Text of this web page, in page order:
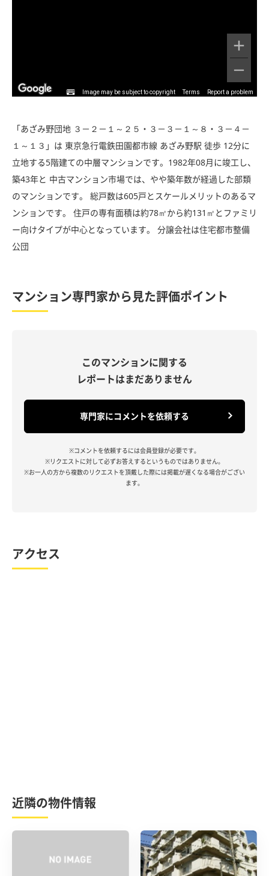
Image may be subject to copyright Terms Report a problem
「あざみ野団地 ３－２－１～２５・３－３－１～８・３－４－
１～１３」は 東京急行電鉄田園都市線 あざみ野駅 徒歩 12分に
立地する5階建ての中層マンションです。1982年08月に竣工し、
築43年と 中古マンション市場では、やや築年数が経過した部類
のマンションです。 総戸数は605戸とスケールメリットのあるマ
ンションです。 住戸の専有面積は約78㎡から約131㎡とファミリ
ー向けタイプが中心となっています。 分譲会社は住宅都市整備
公団
マンション専門家から見た評価ポイント
このマンションに関する
レポートはまだありません
専門家にコメントを依頼する
※コメントを依頼するには会員登録が必要です。
※リクエストに対して必ずお答えするというものではありません。
※お一人の方から複数のリクエストを頂戴した際には掲載が遅くなる場合がござい
ます。
アクセス
近隣の物件情報